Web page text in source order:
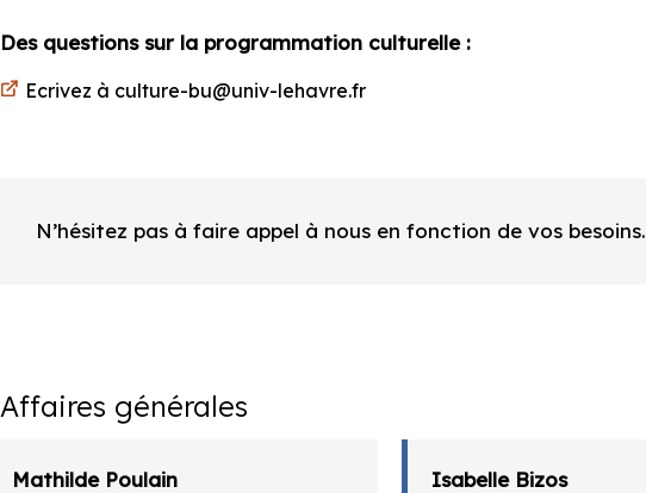
Des questions sur la programmation culturelle:
Ecrivez à culture-bu@univ-lehavre.fr
N’hésitez pas à faire appel à nous en fonction de vos besoins.
Affaires générales
Mathilde Poulain
Isabelle Bizos